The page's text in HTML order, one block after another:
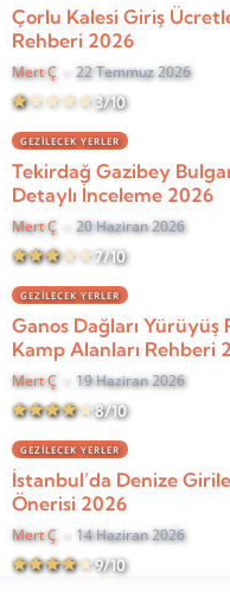
Çorlu Kalesi Giriş
Rehberi 2026
Mert Ç 22 Temmuz 2026
3/10
GEZILECEK YERLER
Tekirdağ Gazibey
Detaylı İnceleme 2026
Mert Ç 20 Haziran 2026
7/10
GEZILECEK YERLER
Ganos Dağları Yürüyüş
Kamp Alanları Rehberi
Mert Ç 19 Haziran 2026
8/10
GEZILECEK YERLER
İstanbul’da Denize
Önerisi 2026
Mert Ç 14 Haziran 2026
9/10